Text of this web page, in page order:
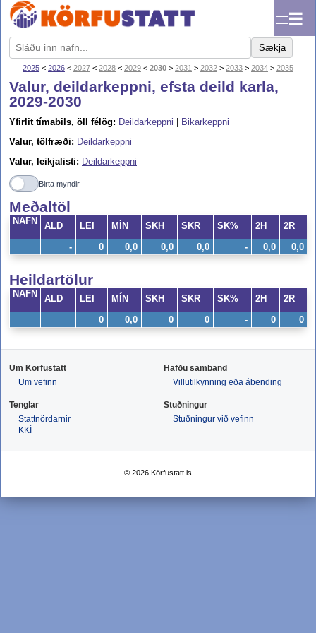
☰
Sækja
2025 < 2026 < 2027 < 2028 < 2029 < 2030 > 2031 > 2032 > 2033 > 2034 > 2035
Valur, deildarkeppni, efsta deild karla,
2029-2030
Yfirlit tímabils, öll félög: Deildarkeppni
Bikarkeppni
Valur, tölfræði: Deildarkeppni
Valur, leikjalisti: Deildarkeppni
Birta myndir
Heildartölur
NAFN ALD LEI MÍN SKH SKR SK% 2H 2R
0 0,0 0 0 - 0 0
Meðaltöl
NAFN ALD LEI MÍN SKH SKR SK% 2H 2R
- 0 0,0 0,0 0,0 - 0,0 0,0
Um Körfustatt
Um vefinn
Hafðu samband
Villutilkynning eða ábending
Tenglar
Stattnördarnir
KKÍ
Stuðningur
Stuðningur við vefinn
© 2026 Körfustatt.is